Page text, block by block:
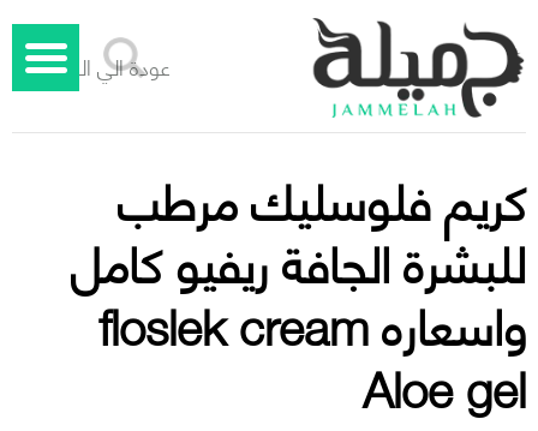
عودة الي الوراء
كريم فلوسليك مرطب
للبشرة الجافة ريفيو كامل
واسعاره floslek cream
Aloe gel